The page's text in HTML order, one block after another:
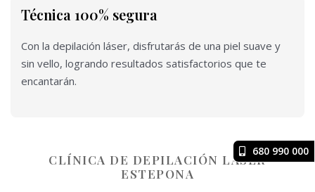
Técnica 100% segura
Con la depilación láser, disfrutarás de una piel suave y
sin vello, logrando resultados satisfactorios que te
encantarán.
CLÍNICA DE DEPILACIÓN LÁSER
ESTEPONA
680 990 000